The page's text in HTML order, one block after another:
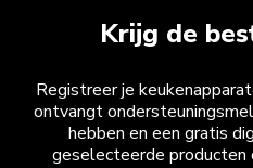
Krijg de
Registreer je
ontvangt
hebben en een gratis
geselecteerde producten